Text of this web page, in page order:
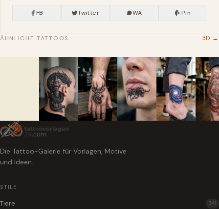
FB Twitter WA Pin
ÄHNLICHE TATTOOS 3D →
Die Tattoo-Galerie für Vorlagen, Motive
und Ideen.
STILE
Tiere 341